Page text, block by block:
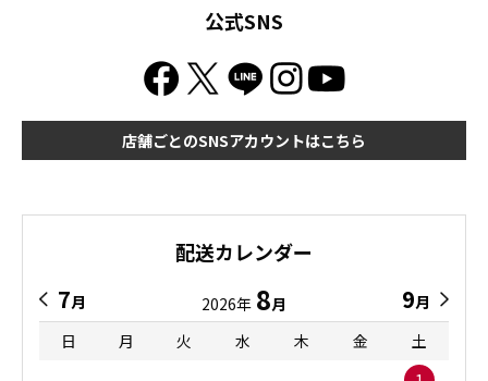
公式SNS
店舗ごとのSNSアカウントはこちら
配送カレンダー
7月 2026年 8月 9月
日
月 火 水 木 金
土